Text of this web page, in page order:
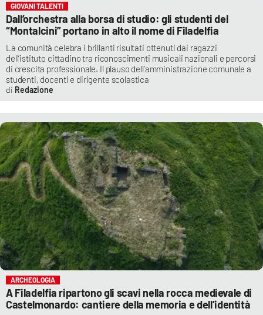
GIOVANI TALENTI
Dall’orchestra alla borsa di studio: gli studenti del
“Montalcini” portano in alto il nome di Filadelfia
La comunità celebra i brillanti risultati ottenuti dai ragazzi
dell’istituto cittadino tra riconoscimenti musicali nazionali e percorsi
di crescita professionale. Il plauso dell’amministrazione comunale a
studenti, docenti e dirigente scolastica
Redazione
ARCHEOLOGIA
A Filadelfia ripartono gli scavi nella rocca medievale di
Castelmonardo: cantiere della memoria e dell’identità